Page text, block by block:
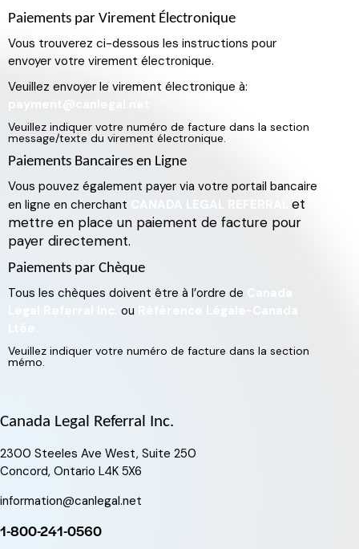
Paiements par Virement Électronique
Vous trouverez ci-dessous les instructions pour
envoyer votre virement électronique.
Veuillez envoyer le virement électronique à:
Veuillez indiquer votre numéro de facture dans la section
message/texte du virement électronique.
Paiements Bancaires en Ligne
Vous pouvez également payer via votre portail bancaire
en ligne en cherchant
et
mettre en place un paiement de facture pour
payer directement.
Paiements par Chèque
Tous les chèques doivent être à l’ordre de
ou
Veuillez indiquer votre numéro de facture dans la section
mémo.
Paiements par Virement Électronique
Vous trouverez ci-dessous les instructions pour
envoyer votre virement électronique.
Veuillez envoyer le virement électronique à:
Votre numéro de dossier à 8 chiffres doit être inclus (il
commencera par un 2)
dans la section message/texte du virement électronique.
Paiements Bancaires en Ligne
Vous pouvez également payer via votre portail bancaire
en ligne en cherchant CANADA LEGAL REFERRAL
mettre en place un paiement de facture pour
payer directement.
Paiements par Chèque
Tous les chèques doivent être faits à l’ordre de votre
ci-dessous).
Canada Legal Referral Inc.
2300 Steeles Ave West, Suite 250
Concord, Ontario L4K 5X6
information@canlegal.net
1-800-241-0560